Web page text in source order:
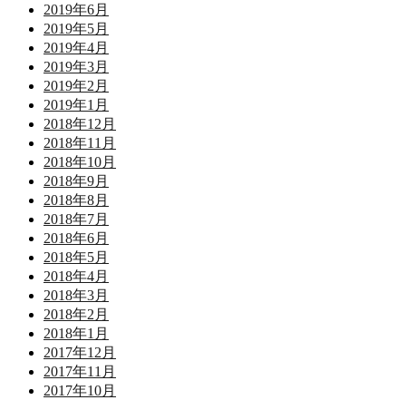
2019年6月
2019年5月
2019年4月
2019年3月
2019年2月
2019年1月
2018年12月
2018年11月
2018年10月
2018年9月
2018年8月
2018年7月
2018年6月
2018年5月
2018年4月
2018年3月
2018年2月
2018年1月
2017年12月
2017年11月
2017年10月